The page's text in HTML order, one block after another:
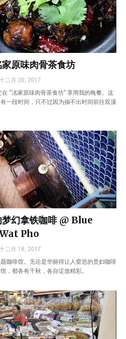
家原味肉骨茶食坊
二月 20, 2017
“洺家原味肉骨茶食坊” 享用我的晚餐。这
一段时间，只不过因为抽不出时间前往双溪
梦幻拿铁咖啡 @ Blue
Pho
二月 18, 2017
咖啡馆。无论是华丽得让人窒息的贵妇咖啡
，都各有千秋，各自绽放精彩。